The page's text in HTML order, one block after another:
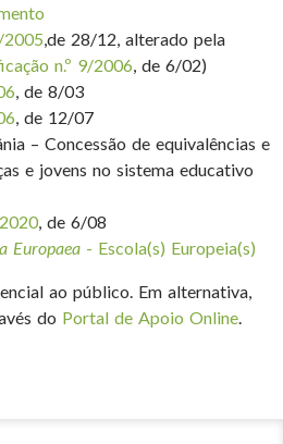
2005,de 28/12, alterado pela
n.º 9/2006, de 6/02)
, de 8/03
, de 12/07
– Concessão de equivalências e
e jovens no sistema educativo
, de 6/08
Europaea - Escola(s) Europeia(s)
ao público. Em alternativa,
do Portal de Apoio Online.